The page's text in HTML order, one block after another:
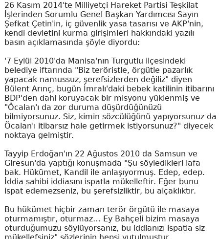
26 Kasım 2014'te Milliyetçi Hareket Partisi Teşkilat
İşlerinden Sorumlu Genel Başkan Yardımcısı Sayın
Şefkat Çetin'in, iç güvenlik yasa tasarısı ve AKP'nin,
kendi devletini kurma girişimleri hakkındaki yazılı
basın açıklamasında şöyle diyordu:
'7 Eylül 2010'da Manisa'nın Turgutlu ilçesindeki
belediye iftarında "Biz teröristle, örgütle pazarlık
yapacak namussuz, şerefsizlerden değiliz" diyen
Bülent Arınç, bugün İmralı'daki bebek katilinin itibarını
BDP'den dahi koruyacak bir misyonu yüklenmiş ve
"Öcalan'ı da zor duruma düşürdüğünüzü
bilmiyorsunuz. Siz, kimin sözcülüğünü yapıyorsunuz da
Öcalan'ı itibarsız hale getirmek istiyorsunuz?" diyecek
noktaya gelmiştir.
Tayyip Erdoğan'ın 22 Ağustos 2010 da Samsun ve
Giresun'da yaptığı konuşmada "Şu söyledikleri lafa
bak. Hükümet, Kandil ile anlaşıyormuş. Edep, edep.
İddia sahibi iddiasını ispatla mükelleftir. Eğer bunu
ispat edemezseniz, bu şerefsizliktir, bu alçaklıktır.
Bu hükümet hiçbir zaman terör örgütü ile masaya
oturmamıştır, oturmaz… Ey Bahçeli bizim masaya
oturduğumuzu söylüyorsanız, bu iddianızı ispatla siz